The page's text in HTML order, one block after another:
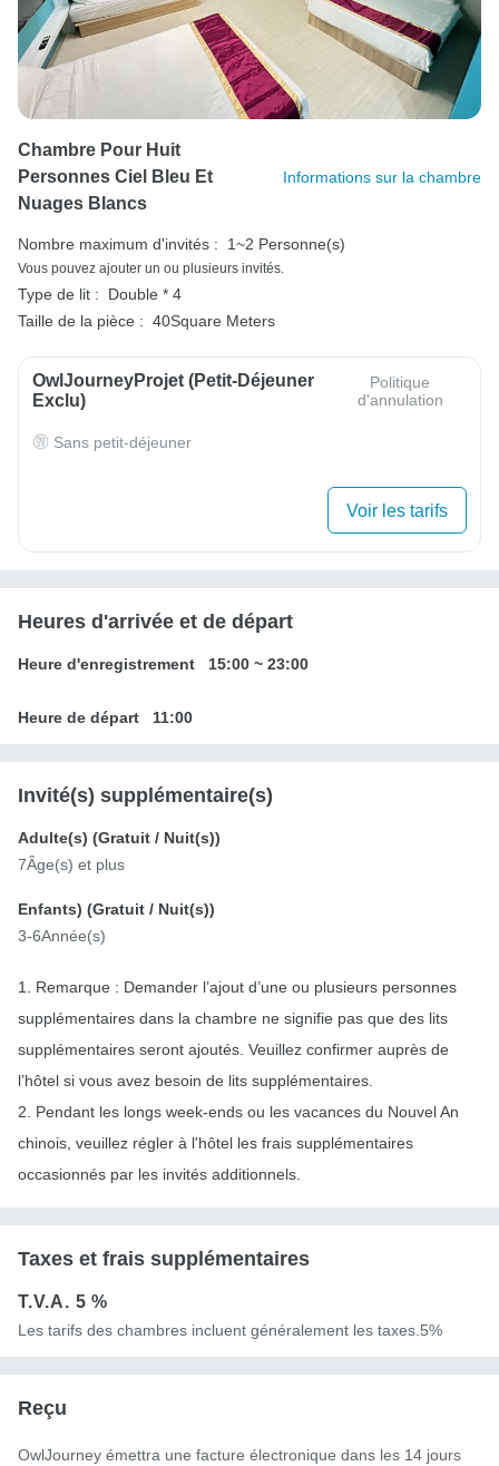
Chambre Pour Huit
Personnes Ciel Bleu Et
Nuages ​​blancs
Informations sur la chambre
Nombre maximum d'invités : 1~2 Personne(s)
Vous pouvez ajouter un ou plusieurs invités.
Type de lit :
Double * 4
Taille de la pièce : 40Square Meters
OwlJourneyProjet (petit-Déjeuner
Exclu)
Politique
d'annulation
Sans petit-déjeuner
Voir les tarifs
Heures d'arrivée et de départ
Heure d'enregistrement 15:00 ~ 23:00
Heure de départ 11:00
Invité(s) supplémentaire(s)
Adulte(s) (Gratuit / Nuit(s))
7Âge(s) et plus
Enfants) (Gratuit / Nuit(s))
3-6Année(s)
1. Remarque : Demander l’ajout d’une ou plusieurs personnes
supplémentaires dans la chambre ne signifie pas que des lits
supplémentaires seront ajoutés. Veuillez confirmer auprès de
l’hôtel si vous avez besoin de lits supplémentaires.
2. Pendant les longs week-ends ou les vacances du Nouvel An
chinois, veuillez régler à l'hôtel les frais supplémentaires
occasionnés par les invités additionnels.
Taxes et frais supplémentaires
T.V.A. 5 %
Les tarifs des chambres incluent généralement les taxes.5%
Reçu
OwlJourney émettra une facture électronique dans les 14 jours